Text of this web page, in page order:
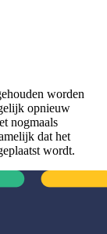
worden
opnieuw
nogmaals
dat het
wordt.